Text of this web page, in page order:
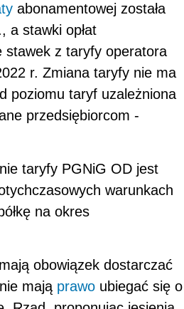
abonamentowej została
a stawki opłat
stawek z taryfy operatora
r. Zmiana taryfy nie ma
poziomu taryf uzależniona
przedsiębiorcom -
taryfy PGNiG OD jest
warunkach
na okres
obowiązek dostarczać
mają prawo ubiegać się o